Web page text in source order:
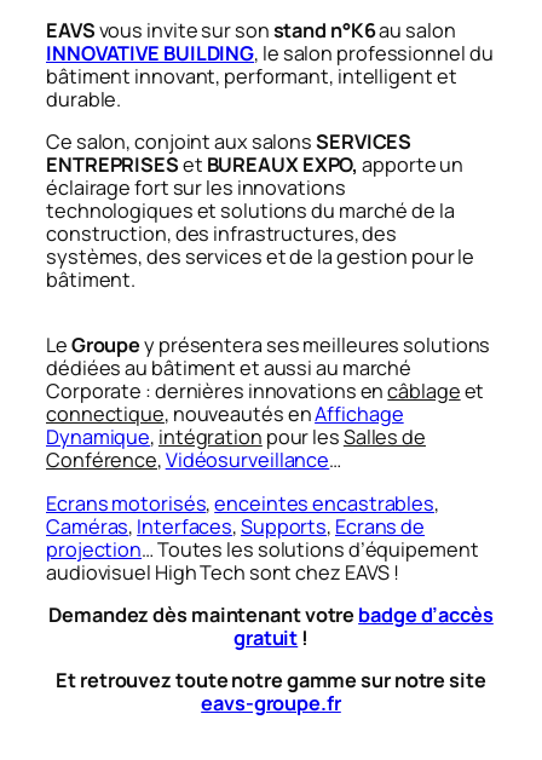
EAVSvous invite sur sonstand n°K6au salon
INNOVATIVE BUILDING, le salon professionnel du
bâtiment innovant, performant, intelligent et
durable.
Ce salon, conjoint aux salonsSERVICES
ENTREPRISESet BUREAUX EXPO,apporte un
éclairage fort sur les innovations
technologiques et solutions du marché de la
construction, des infrastructures, des
systèmes, des services et de la gestion pour le
bâtiment.
LeGroupey présentera ses meilleures solutions
dédiées au bâtiment et aussi au marché
Corporate : dernières innovations encâblageet
connectique, nouveautés enAffichage
Dynamique, intégration pour lesSalles de
Conférence,Vidéosurveillance…
Ecrans motorisés,enceintes encastrables,
Caméras, Interfaces,Supports, Ecrans de
projection… Toutes les solutions d’équipement
audiovisuel High Tech sont chez EAVS !
Demandez dès maintenant votre badge d’accès
gratuit !
Et retrouvez toute notre gamme sur notre site
eavs-groupe.fr